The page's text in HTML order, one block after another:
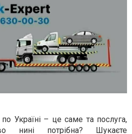
Україні – це саме та послуга,
нині потрібна? Шукаєте